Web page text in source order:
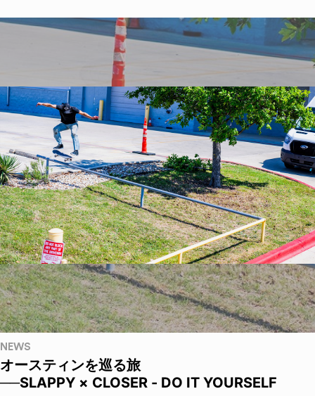
NEWS
オースティンを巡る旅
──SLAPPY × CLOSER - DO IT YOURSELF